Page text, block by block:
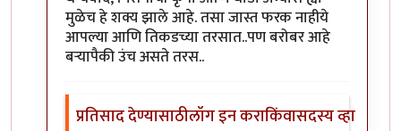
मुळेच हे शक्य झाले आहे. तसा जास्त फरक नाहीये
आपल्या आणि तिकडच्या तरसात..पण बरोबर आहे
बऱ्यापैकी उंच असते तरस..
प्रतिसाद देण्यासाठीलॉग इन कराकिंवासदस्य व्हा